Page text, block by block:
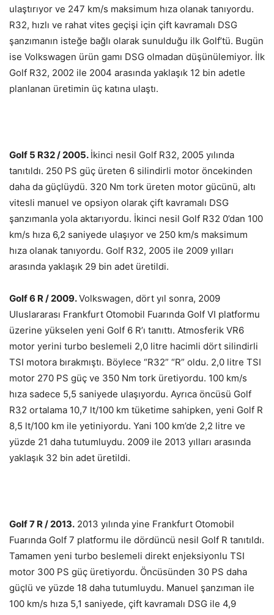
ulaştırıyor ve 247 km/s maksimum hıza olanak tanıyordu.
R32, hızlı ve rahat vites geçişi için çift kavramalı DSG
şanzımanın isteğe bağlı olarak sunulduğu ilk Golf’tü. Bugün
ise Volkswagen ürün gamı DSG olmadan düşünülemiyor. İlk
Golf R32, 2002 ile 2004 arasında yaklaşık 12 bin adetle
planlanan üretimin üç katına ulaştı.
Golf 5 R32 / 2005. İkinci nesil Golf R32, 2005 yılında
tanıtıldı. 250 PS güç üreten 6 silindirli motor öncekinden
daha da güçlüydü. 320 Nm tork üreten motor gücünü, altı
vitesli manuel ve opsiyon olarak çift kavramalı DSG
şanzımanla yola aktarıyordu. İkinci nesil Golf R32 0’dan 100
km/s hıza 6,2 saniyede ulaşıyor ve 250 km/s maksimum
hıza olanak tanıyordu. Golf R32, 2005 ile 2009 yılları
arasında yaklaşık 29 bin adet üretildi.
Golf 6 R / 2009.Volkswagen, dört yıl sonra, 2009
Uluslararası Frankfurt Otomobil Fuarında Golf VI platformu
üzerine yükselen yeni Golf 6 R’ı tanıttı. Atmosferik VR6
motor yerini turbo beslemeli 2,0 litre hacimli dört silindirli
TSI motora bırakmıştı. Böylece “R32” “R” oldu. 2,0 litre TSI
motor 270 PS güç ve 350 Nm tork üretiyordu. 100 km/s
hıza sadece 5,5 saniyede ulaşıyordu. Ayrıca öncüsü Golf
R32 ortalama 10,7 lt/100 km tüketime sahipken, yeni Golf R
8,5 lt/100 km ile yetiniyordu. Yani 100 km’de 2,2 litre ve
yüzde 21 daha tutumluydu. 2009 ile 2013 yılları arasında
yaklaşık 32 bin adet üretildi.
Golf 7 R / 2013. 2013 yılında yine Frankfurt Otomobil
Fuarında Golf 7 platformu ile dördüncü nesil Golf R tanıtıldı.
Tamamen yeni turbo beslemeli direkt enjeksiyonlu TSI
motor 300 PS güç üretiyordu. Öncüsünden 30 PS daha
güçlü ve yüzde 18 daha tutumluydu. Manuel şanzıman ile
100 km/s hıza 5,1 saniyede, çift kavramalı DSG ile 4,9